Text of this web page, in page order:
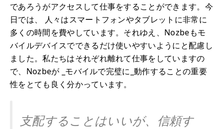
であろうがアクセスして仕事をすることができます。今
日では、 人々はスマートフォンやタブレットに非常に
多くの時間を費やしています。それゆえ、Nozbeもモ
バイルデバイスでできるだけ使いやすいようにと配慮し
ました。私たちはそれぞれ離れて仕事をしていますの
で、Nozbeが _モバイルで完璧に_動作することの重要
性をとても良く分かっています。
支配することはいいが、信頼す